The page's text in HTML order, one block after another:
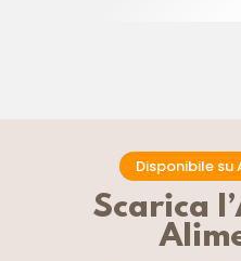
Disponibile su
Scarica